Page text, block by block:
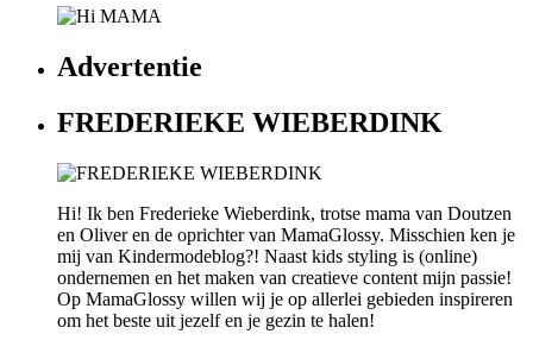
Advertentie
FREDERIEKE WIEBERDINK
Hi! Ik ben Frederieke Wieberdink, trotse mama van Doutzen
en Oliver en de oprichter van MamaGlossy. Misschien ken je
mij van Kindermodeblog?! Naast kids styling is (online)
ondernemen en het maken van creatieve content mijn passie!
Op MamaGlossy willen wij je op allerlei gebieden inspireren
om het beste uit jezelf en je gezin te halen!